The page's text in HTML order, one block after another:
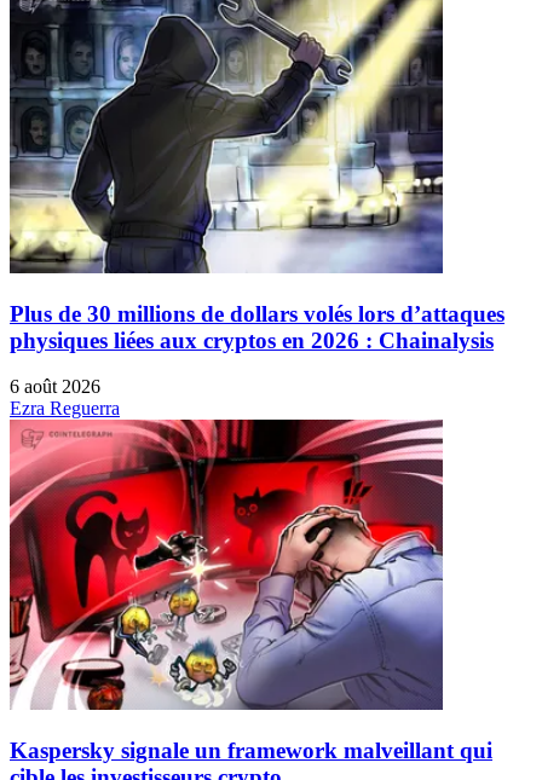
Plus de 30 millions de dollars volés lors d’attaques
physiques liées aux cryptos en 2026 : Chainalysis
6 août 2026
Ezra Reguerra
Kaspersky signale un framework malveillant qui